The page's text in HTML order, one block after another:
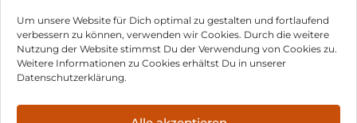
Um unsere Website für Dich optimal zu gestalten und fortlaufend
verbessern zu können, verwenden wir Cookies. Durch die weitere
Nutzung der Website stimmst Du der Verwendung von Cookies zu.
Weitere Informationen zu Cookies erhältst Du in unserer
Datenschutzerklärung.
Impressum